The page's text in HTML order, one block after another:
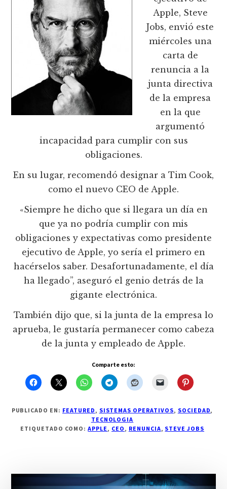
Apple, Steve
Jobs, envió este
miércoles una
carta de
renuncia a la
junta directiva
de la empresa
en la que
argumentó
incapacidad para cumplir con sus
obligaciones.
En su lugar, recomendó designar a Tim Cook,
como el nuevo CEO de Apple.
«Siempre he dicho que si llegara un día en
que ya no podría cumplir con mis
obligaciones y expectativas como presidente
ejecutivo de Apple, yo sería el primero en
hacérselos saber. Desafortunadamente, el día
ha llegado”, aseguró el genio detrás de la
gigante electrónica.
También dijo que, si la junta de la empresa lo
aprueba, le gustaría permanecer como cabeza
de la junta y empleado de Apple.
Comparte esto:
PUBLICADO EN: FEATURED , SISTEMAS OPERATIVOS, SOCIEDAD,
TECNOLOGIA
ETIQUETADO COMO:APPLE , CEO , RENUNCIA, STEVE JOBS